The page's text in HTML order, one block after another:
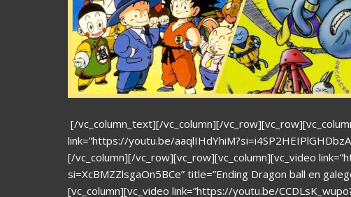
[/vc_column_text][/vc_column][/
link=”https://youtu.be/
[/vc_column][/vc_row][vc_row][vc_column][vc_video
si=XcBMZZlsgaOn5BCe” title=”Ending Dragon ball en
[vc_column][vc_video link=”https://youtu.be/